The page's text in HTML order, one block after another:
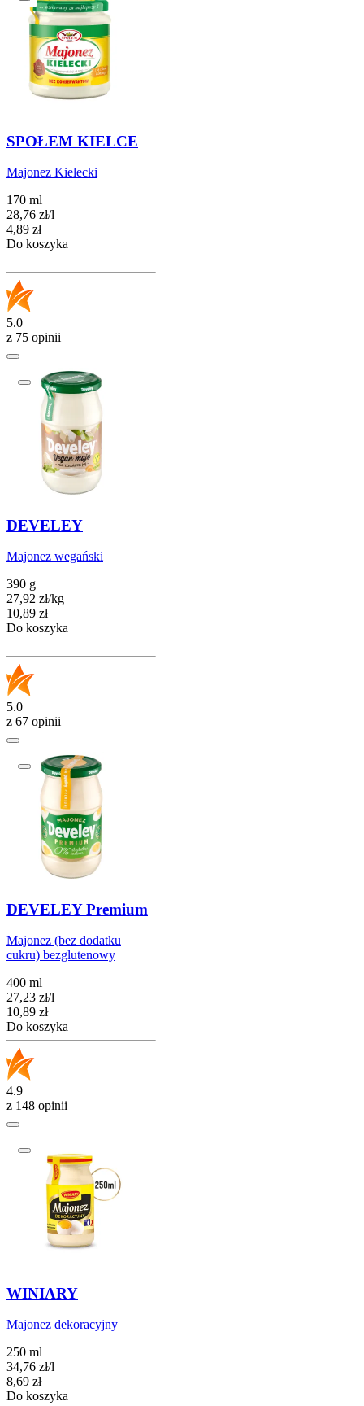
SPOŁEM KIELCE
Majonez Kielecki
170 ml
28,76 zł/l
Cena
4,89 zł
Do koszyka
5.0
z 75 opinii
DEVELEY
Majonez wegański
390 g
27,92 zł/kg
Cena
10,89 zł
Do koszyka
5.0
z 67 opinii
DEVELEY Premium
Majonez (bez dodatku
cukru) bezglutenowy
400 ml
27,23 zł/l
Cena
10,89 zł
Do koszyka
4.9
z 148 opinii
WINIARY
Majonez dekoracyjny
250 ml
34,76 zł/l
Cena
8,69 zł
Do koszyka